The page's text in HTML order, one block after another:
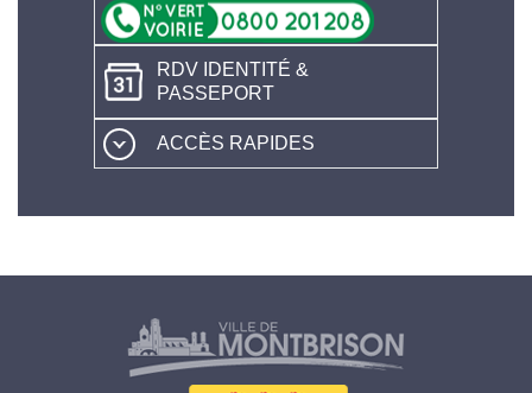
RDV IDENTITÉ &
PASSEPORT
ACCÈS RAPIDES